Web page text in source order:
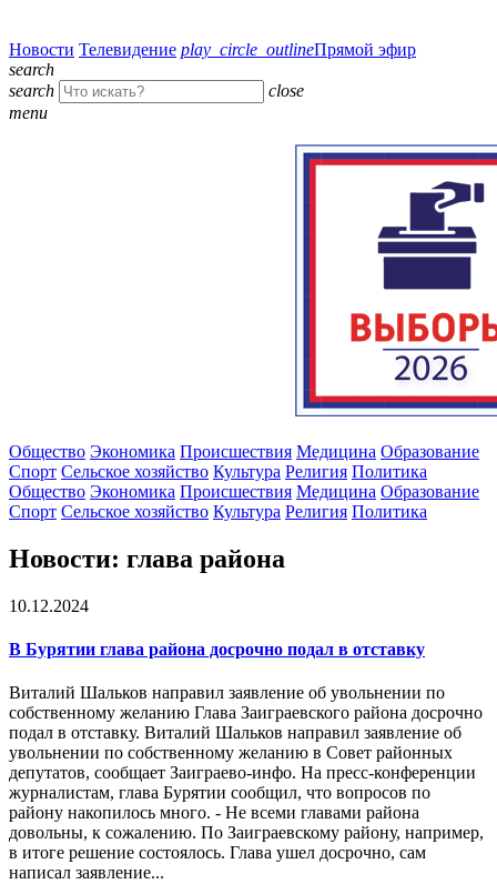
Новости Телевидение play_circle_outlineПрямой эфир
search
search
close
menu
Общество Экономика Происшествия Медицина Образование
Спорт Сельское хозяйство Культура Религия Политика
Общество Экономика Происшествия Медицина Образование
Спорт Сельское хозяйство Культура Религия Политика
Новости: глава района
10.12.2024
В Бурятии глава района досрочно подал в отставку
Виталий Шальков направил заявление об увольнении по
собственному желанию Глава Заиграевского района досрочно
подал в отставку. Виталий Шальков направил заявление об
увольнении по собственному желанию в Совет районных
депутатов, сообщает Заиграево-инфо. На пресс-конференции
журналистам, глава Бурятии сообщил, что вопросов по
району накопилось много. - Не всеми главами района
довольны, к сожалению. По Заиграевскому району, например,
в итоге решение состоялось. Глава ушел досрочно, сам
написал заявление...